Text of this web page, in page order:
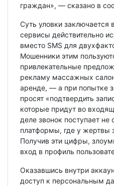
граждан», — сказано в
Суть уловки заключается
сервисы действительно
вместо SMS для
Мошенники этим
привлекательные
рекламу массажных
аренде, — а при попытке
просят «подтвердить
которые придут во
деле звонок поступает не
платформы, где у жертвы
Получив эти цифры,
вход в профиль
Оказавшись внутри
доступ к персональным